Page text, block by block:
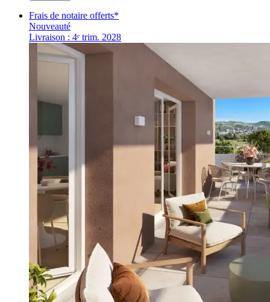
Frais de notaire offerts*
Nouveauté
Livraison : 4ᵉ trim. 2028